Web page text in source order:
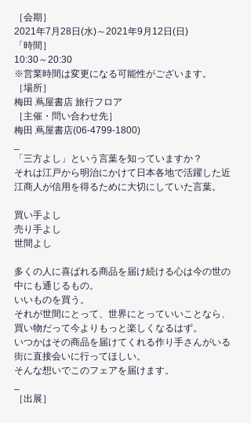
［会期］
2021年7月28日(水)～2021年9月12日(日)
「時間］
10:30～20:30
※営業時間は変更になる可能性がございます。
［場所］
梅田 蔦屋書店 旅行フロア
［主催・問い合わせ先］
梅田 蔦屋書店(06-4799-1800)
「三方よし」という言葉を知っていますか？
それは江戸から明治にかけて日本各地で活躍した近
江商人が信用を得るために大切にしていた言葉。
買い手よし
売り手よし
世間よし
多くの人に喜ばれる商品を届け続ける心は今の世の
中にも通じるもの。
いいものを買う。
それが世間にとって、世界にとっていいことなら、
買い物だって今よりもっと楽しくなるはず。
いつかはその商品を届けてくれる作り手さんがいる
街に直接会いに行ってほしい。
そんな想いでこのフェアを届けます。
［出展］